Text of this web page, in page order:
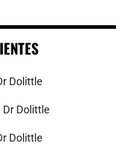
Dolittle
Dolittle
Dolittle